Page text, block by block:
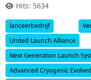
Hits: 5634
lanceerbedrijf
United Launch Alliance
Next Generation Launch
Advanced Cryogenic